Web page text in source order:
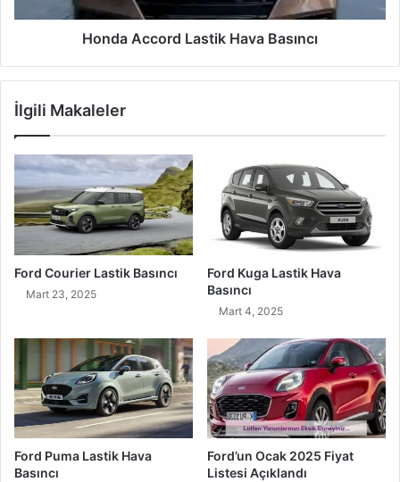
Honda Accord Lastik Hava Basıncı
İlgili Makaleler
Ford Courier Lastik Basıncı
Mart 23, 2025
Ford Kuga Lastik Hava
Basıncı
Mart 4, 2025
Ford Puma Lastik Hava
Basıncı
Ford’un Ocak 2025 Fiyat
Listesi Açıklandı